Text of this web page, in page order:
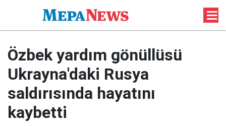
Özbek yardım gönüllüsü
Ukrayna'daki Rusya
saldırısında hayatını
kaybetti